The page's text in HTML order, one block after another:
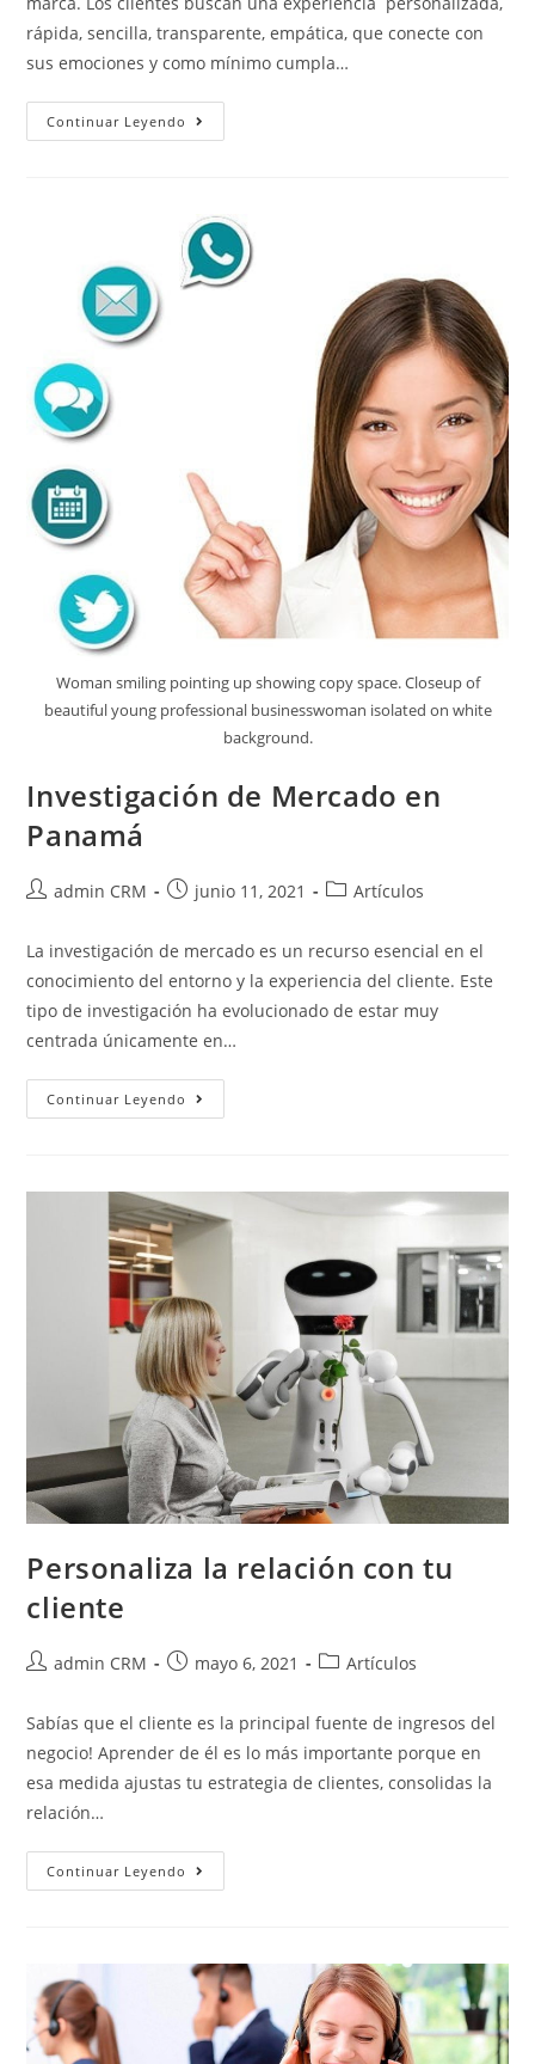
rápida, sencilla, transparente, empática, que conecte con
sus emociones y como mínimo cumpla…
Continuar Leyendo
Woman smiling pointing up showing copy space. Closeup of
beautiful young professional businesswoman isolated on white
background.
Investigación de Mercado en
Panamá
admin CRM junio 11, 2021 Artículos
La investigación de mercado es un recurso esencial en el
conocimiento del entorno y la experiencia del cliente. Este
tipo de investigación ha evolucionado de estar muy
centrada únicamente en…
Continuar Leyendo
Personaliza la relación con tu
cliente
admin CRM mayo 6, 2021 Artículos
Sabías que el cliente es la principal fuente de ingresos del
negocio! Aprender de él es lo más importante porque en
esa medida ajustas tu estrategia de clientes, consolidas la
relación…
Continuar Leyendo